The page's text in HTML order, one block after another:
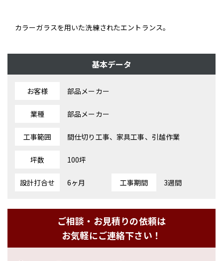
カラーガラスを用いた洗練されたエントランス。
基本データ
お客様 部品メーカー
業種 部品メーカー
工事範囲 間仕切り工事、家具工事、引越作業
坪数 100坪
設計打合せ 6ヶ月 工事期間 3週間
ご相談・お見積りの依頼は
お気軽にご連絡下さい！